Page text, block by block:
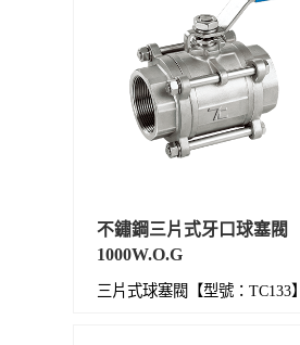
不鏽鋼三片式牙口球塞閥
1000W.O.G
三片式球塞閥【型號：TC133】